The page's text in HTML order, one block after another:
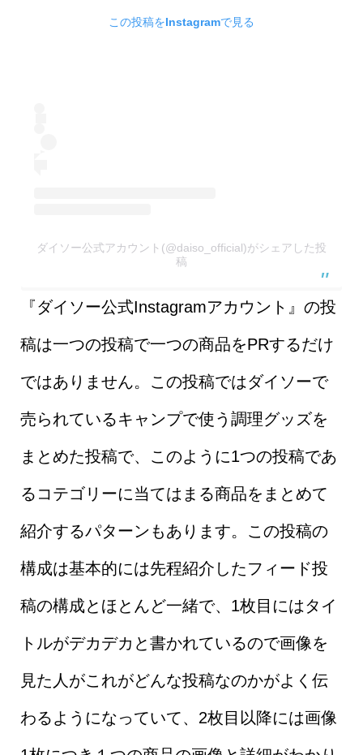
この投稿をInstagramで見る
ダイソー公式アカウント(@daiso_official)がシェアした投
稿
『ダイソー公式Instagramアカウント』の投
稿は一つの投稿で一つの商品をPRするだけ
ではありません。この投稿ではダイソーで
売られているキャンプで使う調理グッズを
まとめた投稿で、このように1つの投稿であ
るコテゴリーに当てはまる商品をまとめて
紹介するパターンもあります。この投稿の
構成は基本的には先程紹介したフィード投
稿の構成とほとんど一緒で、1枚目にはタイ
トルがデカデカと書かれているので画像を
見た人がこれがどんな投稿なのかがよく伝
わるようになっていて、2枚目以降には画像